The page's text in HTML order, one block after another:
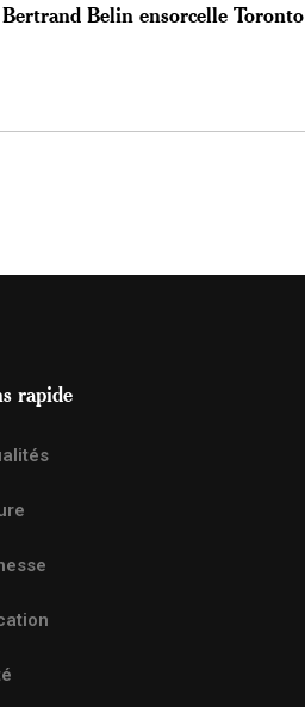
Bertrand Belin ensorcelle Toronto
rapide